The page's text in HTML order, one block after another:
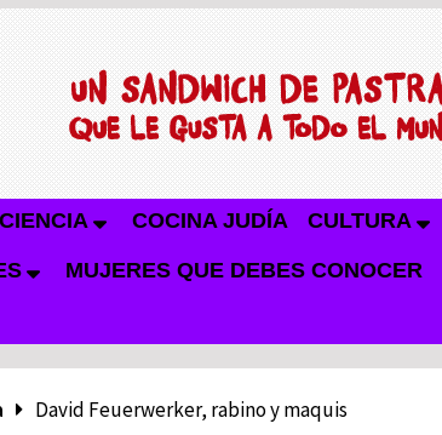
CIENCIA COCINA JUDÍA CULTURA
MUJERES QUE DEBES CONOCER
David Feuerwerker, rabino y maquis